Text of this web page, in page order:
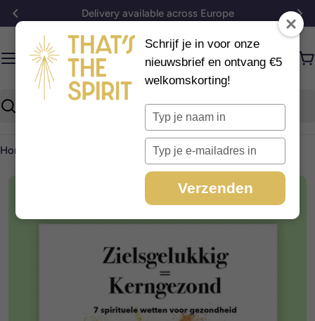
naar
Delivery available across Europe Op
Zoeken
Home Zielsgelukkig = Kerngezond
Ga
productinformatie
Schrijf je in voor onze
nieuwsbrief en ontvang €5
welkomskorting!
Typ
je
naam
Typ
je
e-
mailadres
in
Verzenden